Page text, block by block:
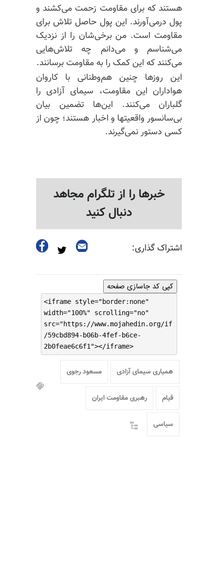
هستند که برای مقاومت زحمت می‌کشند و
پول درمی‌آورند. این پول حاصل تلاش برای
مقاومت است. من برخی‌شان را از نزدیک
می‌شناسم و می‌دانم چه تلاش‌هایی
می‌کنند که این کمک را به مقاومت برسانند.
این روزها چنین هم‌وطنانی با کاروان
هواداران این مقاومت، سیمای آزادی را
گلباران می‌کنند. این‌ها تضمین بیان
بی‌سانسور واقعیتها و اخبار هستند؛ چون از
کسی دستور نمی‌گیرند.
خبرها را از تلگرام مجاهد
دنبال کنید
اشتراک گذاری:
کپی کد جاسازی صفحه
<iframe style="border:none"
width="100%" scrolling="no"
src="https://www.mojahedin.org/if
/59cbd894-b06b-4fef-b6ce-
2b0feae6c6f1"></iframe>
همیاری سیمای آزادی مسعود رجوی
قیام رهبری مقاومت ایران
سیاسی